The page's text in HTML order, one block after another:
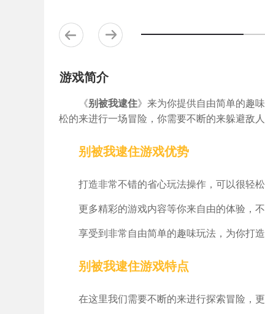
游戏简介
《别被我逮住》来为你提供自由简单的趣
松的来进行一场冒险，你需要不断的来躲避敌
别被我逮住游戏优势
打造非常不错的省心玩法操作，可以很轻
更多精彩的游戏内容等你来自由的体验，
享受到非常自由简单的趣味玩法，为你打
别被我逮住游戏特点
在这里我们需要不断的来进行探索冒险，